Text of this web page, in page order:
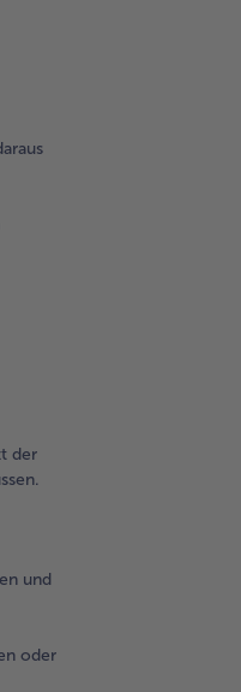
der
und
oder